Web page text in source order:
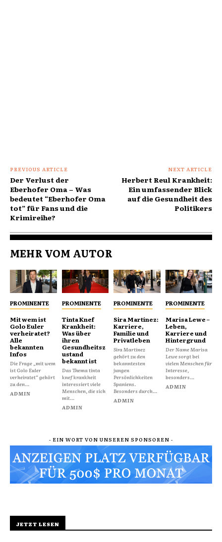
PREVIOUS ARTICLE
Der Verlust der
Eberhofer Oma – Was
bedeutet “Eberhofer Oma
tot” für Fans und die
Krimireihe?
NEXT ARTICLE
Herbert Reul Krankheit:
Ein umfassender Blick
auf die Gesundheit des
Politikers
MEHR VOM AUTOR
PROMINENTE
Mit wem ist
Golo Euler
verheiratet?
Alle
bekannten
Infos
Die Frage „mit wem
ist Golo Euler
verheiratet“ gehört
zu den...
ADMIN
PROMINENTE
Tinta Knef
Krankheit:
Was über
ihren
Gesundheitsz
ustand
bekannt ist
Das Thema tinta
knef krankheit
interessiert viele
Menschen, die sich
mit...
ADMIN
PROMINENTE
Sira Martínez:
Karriere,
Familie und
Privatleben
Sira Martínez
gehört zu den
bekanntesten
jungen
Persönlichkeiten
Spaniens.
Besonders durch...
ADMIN
PROMINENTE
Marisa Lewe –
Leben,
Karriere und
Hintergrund
Der Name Marisa
Lewe sorgt bei
vielen Menschen für
Interesse,
besonders...
ADMIN
- EIN WORT VON UNSEREN SPONSOREN -
JETZT LESEN